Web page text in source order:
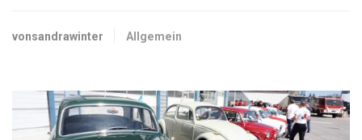
vonsandrawinter Allgemein